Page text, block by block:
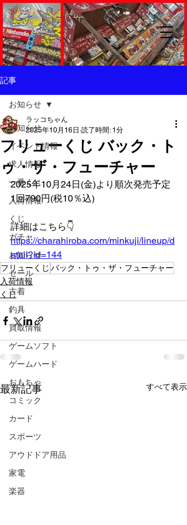
記事
お知らせ
イベント情報
求人情報
一番くじ
入荷情報
くじ
ガチャ
お知らせ
セール
古着
釣具
買取情報
ゲームソフト
ゲームハード
おもちゃ
コミック
カード
スポーツ
アウドドア用品
家電
楽器
お知らせ
フリューくじ バック・ト
ゥ・ザ・フューチャー
ラッコちゃん
2025年10月16日 読了時間: 1分
2025年10月24日(金)より順次発売予定
1回790円(税10％込)
詳細はこちら👇️
https://charahiroba.com/minkuji/lineup/d
etail?id=144
フリューくじ バック・トゥ・ザ・フューチャー
入荷情報
くじ
最新記事 すべて表示